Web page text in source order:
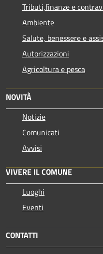
Tributi,finanze e
Ambiente
Salute, benessere e
Autorizzazioni
Agricoltura e pesca
NOVITÀ
Notizie
Comunicati
Avvisi
VIVERE IL COMUNE
Luoghi
Eventi
CONTATTI